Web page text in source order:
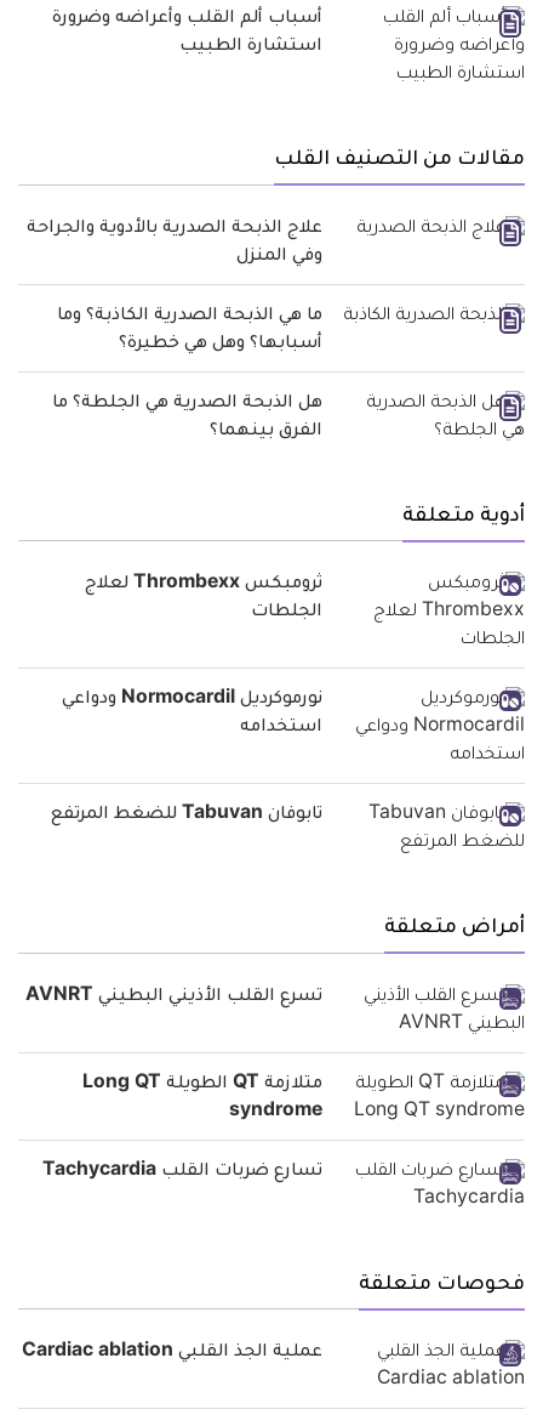
أسباب ألم القلب وأعراضه وضرورة
استشارة الطبيب
مقالات من التصنيف القلب
علاج الذبحة الصدرية بالأدوية والجراحة
وفي المنزل
ما هي الذبحة الصدرية الكاذبة؟ وما
أسبابها؟ وهل هي خطيرة؟
هل الذبحة الصدرية هي الجلطة؟ ما
الفرق بينهما؟
أدوية متعلقة
ثرومبكس Thrombexx لعلاج
الجلطات
نورموكرديل Normocardil ودواعي
استخدامه
تابوفان Tabuvan للضغط المرتفع
أمراض متعلقة
تسرع القلب الأذيني البطيني AVNRT
متلازمة QT الطويلة Long QT
syndrome
تسارع ضربات القلب Tachycardia
فحوصات متعلقة
عملية الجذ القلبي Cardiac ablation